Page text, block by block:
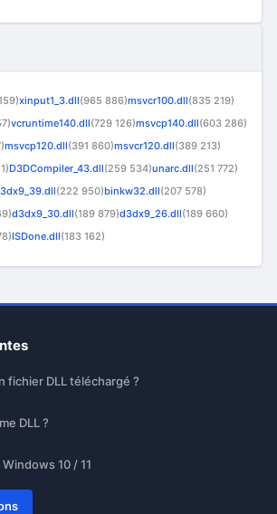
xinput1_3.dll(965 886)msvcr100.dll(835 219)
vcruntime140.dll(729 126)msvcp140.dll(603 286)
msvcp120.dll(391 860)msvcr120.dll(389 213)
D3DCompiler_43.dll(259 534)unarc.dll(251 772)
(222 950)binkw32.dll(207 578)
d3dx9_30.dll(189 879)d3dx9_26.dll(189 660)
ISDone.dll(183 162)
fichier DLL téléchargé ?
DLL ?
10 / 11